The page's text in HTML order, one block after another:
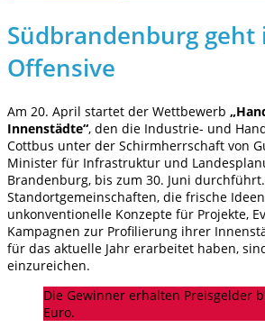
Südbrandenburg geht
Offensive
Am 20. April startet der Wettbewerb
Innenstädte“, den die Industrie- und
Cottbus unter der Schirmherrschaft von
Minister für Infrastruktur und
Brandenburg, bis zum 30. Juni
Standortgemeinschaften, die frische
unkonventionelle Konzepte für Projekte,
Kampagnen zur Profilierung ihrer
für das aktuelle Jahr erarbeitet haben,
einzureichen.
Die Gewinner erhalten Preisgelder
Euro.